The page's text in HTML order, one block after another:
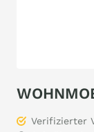
Verifizierter